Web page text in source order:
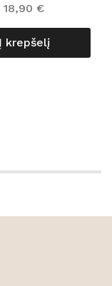
18,90€
Į krepšelį